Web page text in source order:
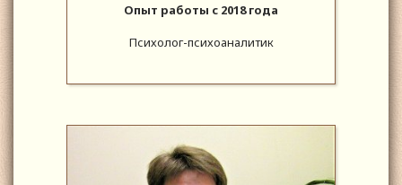
Опыт работы с 2018 года
Психолог-психоаналитик